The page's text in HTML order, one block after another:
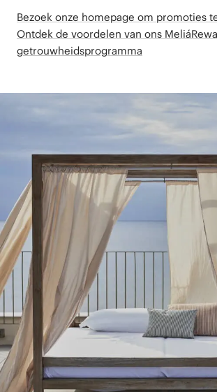
Bezoek onze homepage om promoties
Ontdek de voordelen van ons
getrouwheidsprogramma